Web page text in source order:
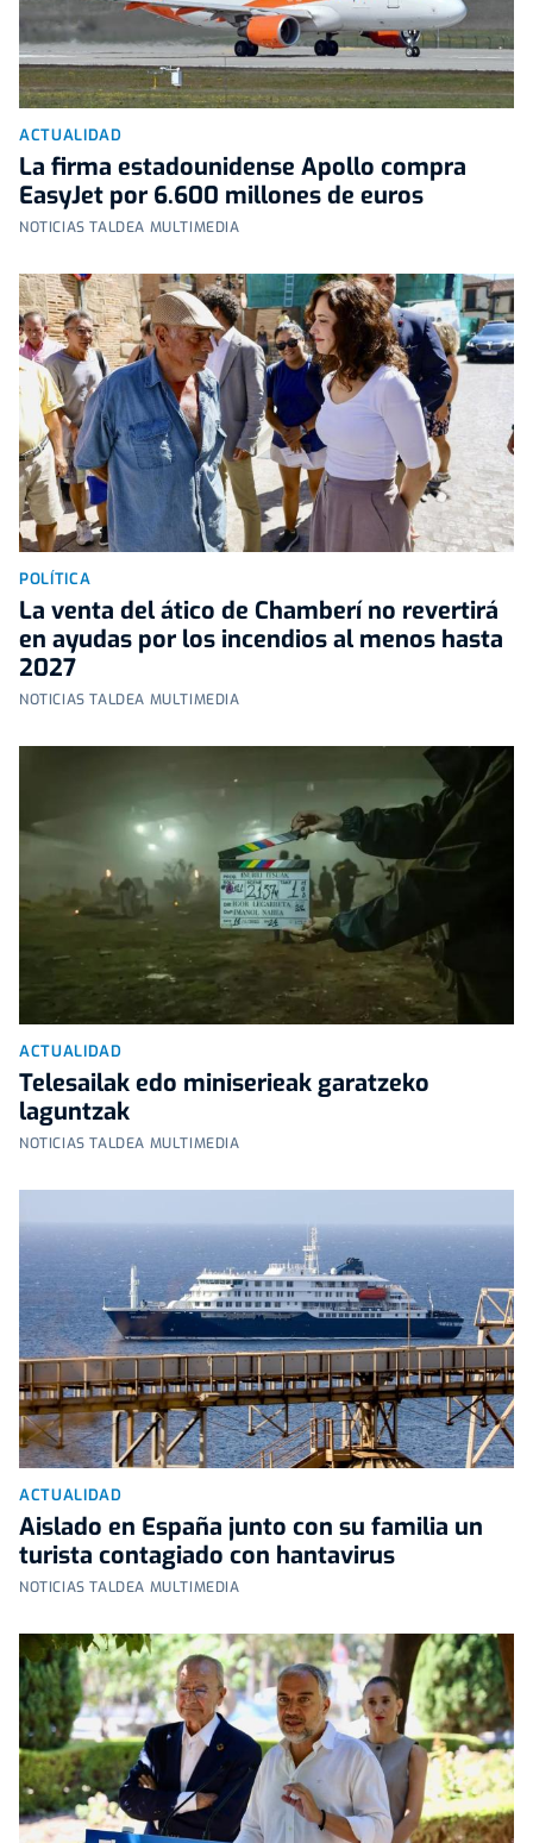
ACTUALIDAD
La firma estadounidense Apollo compra
EasyJet por 6.600 millones de euros
NOTICIAS TALDEA MULTIMEDIA
POLÍTICA
La venta del ático de Chamberí no revertirá
en ayudas por los incendios al menos hasta
2027
NOTICIAS TALDEA MULTIMEDIA
ACTUALIDAD
Telesailak edo miniserieak garatzeko
laguntzak
NOTICIAS TALDEA MULTIMEDIA
ACTUALIDAD
Aislado en España junto con su familia un
turista contagiado con hantavirus
NOTICIAS TALDEA MULTIMEDIA